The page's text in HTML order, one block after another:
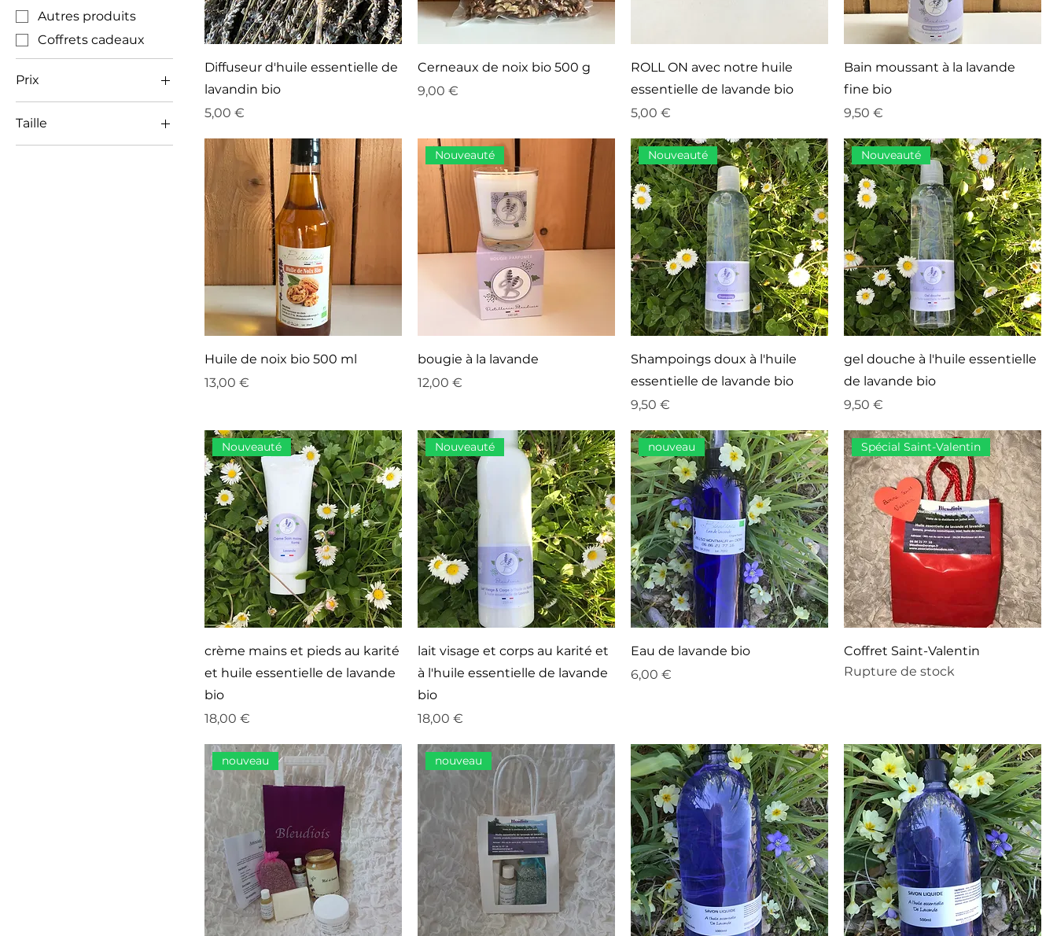
Autres produits
Coffrets cadeaux
Prix
2 € 40 €
Taille
100 ml
Diffuseur d'huile essentielle de
lavandin bio
Prix
5,00 €
Cerneaux de noix bio 500 g
Prix
9,00 €
ROLL ON avec notre huile
essentielle de lavande bio
Prix
5,00 €
Bain moussant à la lavande
fine bio
Prix
9,50 €
Huile de noix bio 500 ml
Prix
13,00 €
Nouveauté
bougie à la lavande
Prix
12,00 €
Nouveauté
Shampoings doux à l'huile
essentielle de lavande bio
Prix
9,50 €
Nouveauté
gel douche à l'huile essentielle
de lavande bio
Prix
9,50 €
Nouveauté
crème mains et pieds au karité
et huile essentielle de lavande
bio
Prix
18,00 €
Nouveauté
lait visage et corps au karité et
à l'huile essentielle de lavande
bio
Prix
18,00 €
nouveau
Eau de lavande bio
Prix
6,00 €
Spécial Saint-Valentin
Coffret Saint-Valentin
Rupture de stock
nouveau nouveau